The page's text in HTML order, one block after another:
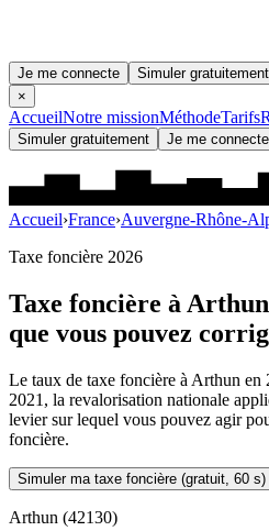
Je me connecte
Simuler gratuitement
×
AccueilNotre missionMéthodeTarifs
Simuler gratuitement Je me connecte
Accueil›France›Auvergne-Rhône-
Taxe foncière 2026
Taxe foncière àArthun
que vous pouvez
Le taux de taxe foncière à Arthun en
2021, la revalorisation nationale
levier sur lequel vous pouvez agir
foncière.
Simuler ma taxe foncière (gratuit, 60 s)
Arthun (42130)